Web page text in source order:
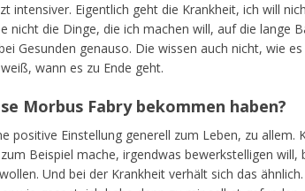
intensiver. Eigentlich geht die Krankheit, ich will
nicht die Dinge, die ich machen will, auf die lange
Gesunden genauso. Die wissen auch nicht, wie
wann es zu Ende geht.
Morbus Fabry bekommen haben?
Einstellung generell zum Leben, zu allem.
Beispiel mache, irgendwas bewerkstelligen
Und bei der Krankheit verhält sich das